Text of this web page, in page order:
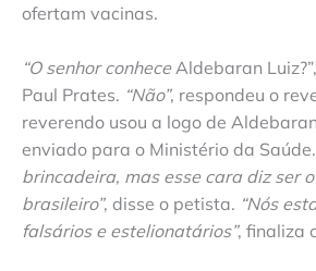
ofertam vacinas.
“O senhor conheceAldebaran
Paul Prates. “Não”, respondeu o
reverendo usou a logo de
enviado para o Ministério da Saúde.
brincadeira, mas esse cara diz ser
brasileiro”, disse o petista. “Nós
falsários e estelionatários”, finaliza